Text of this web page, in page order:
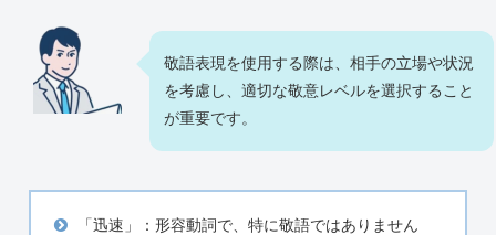
敬語表現を使用する際は、相手の立場や状況
を考慮し、適切な敬意レベルを選択すること
が重要です。
「迅速」：形容動詞で、特に敬語ではありません